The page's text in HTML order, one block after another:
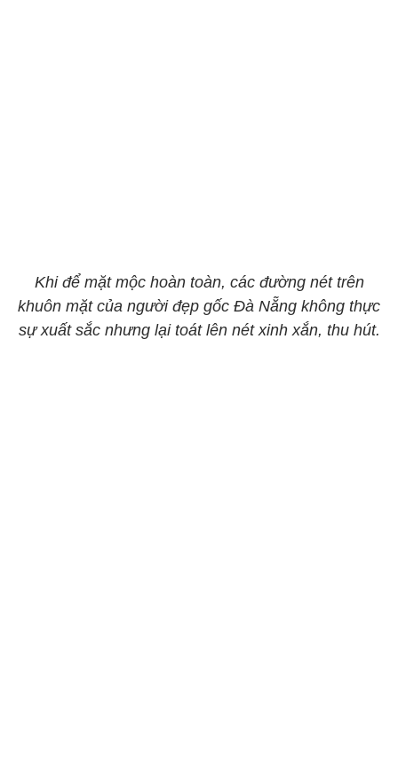
Khi để mặt mộc hoàn toàn, các đường nét trên
khuôn mặt của người đẹp gốc Đà Nẵng không thực
sự xuất sắc nhưng lại toát lên nét xinh xắn, thu hút.